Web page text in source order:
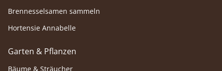
Brennesselsamen sammeln
Hortensie Annabelle
Garten & Pflanzen
Bäume & Sträucher